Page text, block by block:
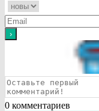
0 комментариев